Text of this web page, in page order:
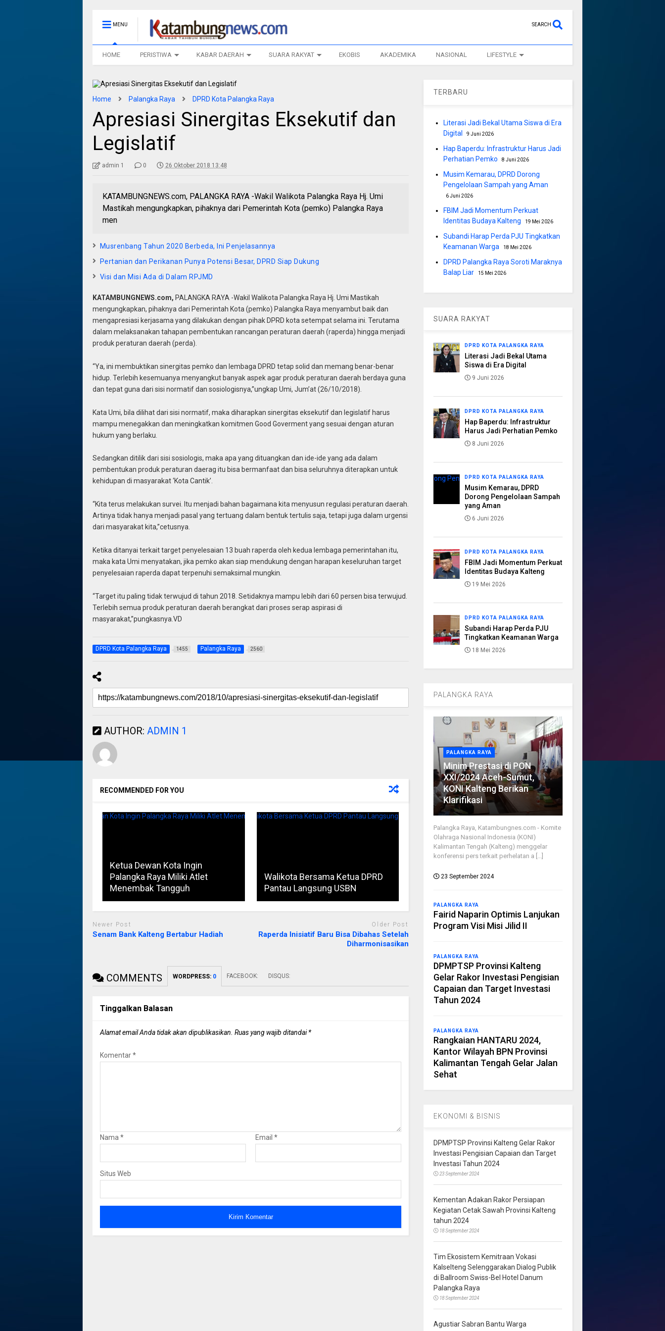
MENU SEARCH
HOME PERISTIWA KABAR DAERAH SUARA RAKYAT EKOBIS AKADEMIKA NASIONAL LIFESTYLE
Home Palangka Raya DPRD Kota Palangka Raya
Apresiasi Sinergitas Eksekutif dan
Legislatif
admin 1 0 26 Oktober 2018 13:48
KATAMBUNGNEWS.com, PALANGKA RAYA -Wakil Walikota Palangka Raya Hj. Umi
Mastikah mengungkapkan, pihaknya dari Pemerintah Kota (pemko) Palangka Raya
men
Musrenbang Tahun 2020 Berbeda, Ini Penjelasannya
Pertanian dan Perikanan Punya Potensi Besar, DPRD Siap Dukung
Visi dan Misi Ada di Dalam RPJMD
KATAMBUNGNEWS.com, PALANGKA RAYA -Wakil Walikota Palangka Raya Hj. Umi Mastikah
mengungkapkan, pihaknya dari Pemerintah Kota (pemko) Palangka Raya menyambut baik dan
mengapresiasi kerjasama yang dilakukan dengan pihak DPRD kota setempat selama ini. Terutama
dalam melaksanakan tahapan pembentukan rancangan peraturan daerah (raperda) hingga menjadi
produk peraturan daerah (perda).
“Ya, ini membuktikan sinergitas pemko dan lembaga DPRD tetap solid dan memang benar-benar
hidup. Terlebih kesemuanya menyangkut banyak aspek agar produk peraturan daerah berdaya guna
dan tepat guna dari sisi normatif dan sosiologisnya,”ungkap Umi, Jum’at (26/10/2018).
Kata Umi, bila dilihat dari sisi normatif, maka diharapkan sinergitas eksekutif dan legislatif harus
mampu menegakkan dan meningkatkan komitmen Good Goverment yang sesuai dengan aturan
hukum yang berlaku.
Sedangkan ditilik dari sisi sosiologis, maka apa yang dituangkan dan ide-ide yang ada dalam
pembentukan produk peraturan daerag itu bisa bermanfaat dan bisa seluruhnya diterapkan untuk
kehidupan di masyarakat ‘Kota Cantik’.
“Kita terus melakukan survei. Itu menjadi bahan bagaimana kita menyusun regulasi peraturan daerah.
Artinya tidak hanya menjadi pasal yang tertuang dalam bentuk tertulis saja, tetapi juga dalam urgensi
dari masyarakat kita,”cetusnya.
Ketika ditanyai terkait target penyelesaian 13 buah raperda oleh kedua lembaga pemerintahan itu,
maka kata Umi menyatakan, jika pemko akan siap mendukung dengan harapan keseluruhan target
penyelesaian raperda dapat terpenuhi semaksimal mungkin.
“Target itu paling tidak terwujud di tahun 2018. Setidaknya mampu lebih dari 60 persen bisa terwujud.
Terlebih semua produk peraturan daerah berangkat dari proses serap aspirasi di
masyarakat,”pungkasnya.VD
DPRD Kota Palangka Raya 1455 Palangka Raya 2560
AUTHOR: ADMIN 1
RECOMMENDED FOR YOU
Ketua Dewan Kota Ingin
Palangka Raya Miliki Atlet
Menembak Tangguh
Walikota Bersama Ketua DPRD
Pantau Langsung USBN
Newer Post
Senam Bank Kalteng Bertabur Hadiah
Older Post
Raperda Inisiatif Baru Bisa Dibahas Setelah
Diharmonisasikan
COMMENTS WORDPRESS: 0 FACEBOOK: DISQUS:
Tinggalkan Balasan
Alamat email Anda tidak akan dipublikasikan. Ruas yang wajib ditandai*
Komentar*
Nama* Email *
Situs Web
TERBARU
Literasi Jadi Bekal Utama Siswa di Era
Digital
9 Juni 2026
Hap Baperdu: Infrastruktur Harus Jadi
Perhatian Pemko
8 Juni 2026
Musim Kemarau, DPRD Dorong
Pengelolaan Sampah yang Aman
6 Juni 2026
FBIM Jadi Momentum Perkuat
Identitas Budaya Kalteng
19 Mei 2026
Subandi Harap Perda PJU Tingkatkan
Keamanan Warga
18 Mei 2026
DPRD Palangka Raya Soroti Maraknya
Balap Liar
15 Mei 2026
SUARA RAKYAT
DPRD KOTA PALANGKA RAYA
Literasi Jadi Bekal Utama
Siswa di Era Digital
9 Juni 2026
DPRD KOTA PALANGKA RAYA
Hap Baperdu: Infrastruktur
Harus Jadi Perhatian Pemko
8 Juni 2026
DPRD KOTA PALANGKA RAYA
Musim Kemarau, DPRD
Dorong Pengelolaan Sampah
yang Aman
6 Juni 2026
DPRD KOTA PALANGKA RAYA
FBIM Jadi Momentum Perkuat
Identitas Budaya Kalteng
19 Mei 2026
DPRD KOTA PALANGKA RAYA
Subandi Harap Perda PJU
Tingkatkan Keamanan Warga
18 Mei 2026
PALANGKA RAYA
PALANGKA RAYA
Minim Prestasi di PON
XXI/2024 Aceh-Sumut,
KONI Kalteng Berikan
Klarifikasi
Palangka Raya, Katambungnes.com - Komite
Olahraga Nasional Indonesia (KONI)
Kalimantan Tengah (Kalteng) menggelar
konferensi pers terkait perhelatan a [...]
23 September 2024
PALANGKA RAYA
Fairid Naparin Optimis Lanjukan
Program Visi Misi Jilid II
PALANGKA RAYA
DPMPTSP Provinsi Kalteng
Gelar Rakor Investasi Pengisian
Capaian dan Target Investasi
Tahun 2024
PALANGKA RAYA
Rangkaian HANTARU 2024,
Kantor Wilayah BPN Provinsi
Kalimantan Tengah Gelar Jalan
Sehat
EKONOMI & BISNIS
DPMPTSP Provinsi Kalteng Gelar Rakor
Investasi Pengisian Capaian dan Target
Investasi Tahun 2024
23 September 2024
Kementan Adakan Rakor Persiapan
Kegiatan Cetak Sawah Provinsi Kalteng
tahun 2024
18 September 2024
Tim Ekosistem Kemitraan Vokasi
Kalselteng Selenggarakan Dialog Publik
di Ballroom Swiss-Bel Hotel Danum
Palangka Raya
18 September 2024
Agustiar Sabran Bantu Warga